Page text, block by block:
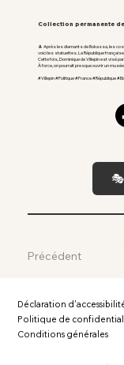
Collection permanente
🎩 Après les diamants de Bokassa, les
voici les statuettes. La République
Cette fois, Dominique de Villepin est visé
À force, on pourrait presque ouvrir un
#Villepin #Politique #France #République
Précédent
Déclaration
Politique de
Conditions générales